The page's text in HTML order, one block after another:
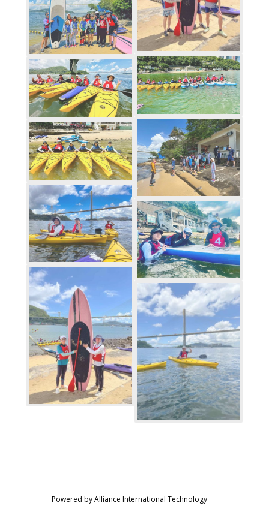
Powered by Alliance International Technology